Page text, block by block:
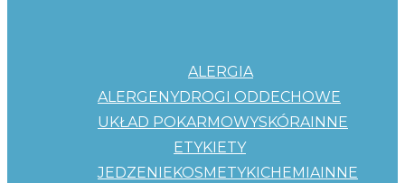
ALERGIA
ALERGENYDROGI ODDECHOWE
UKŁAD POKARMOWYSKÓRAINNE
ETYKIETY
JEDZENIEKOSMETYKICHEMIAINNE